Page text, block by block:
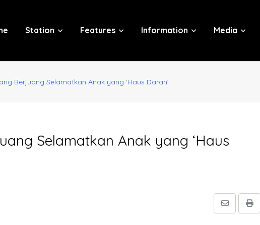
Station Features Information Media
Berjuang Selamatkan Anak yang ‘Haus Darah’
Selamatkan Anak yang ‘Haus
Print
Share